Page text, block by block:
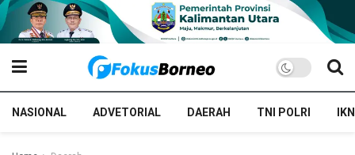
NASIONAL ADVETORIAL DAERAH TNI POLRI IKN